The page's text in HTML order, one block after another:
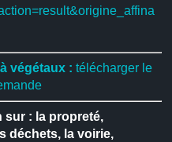
végétaux : télécharger le
sur : la propreté,
déchets, la voirie,